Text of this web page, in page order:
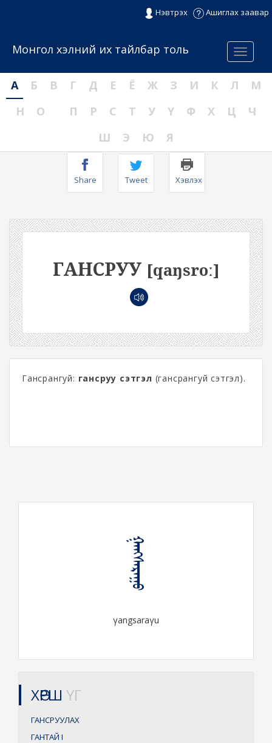
Нэвтрэх Ашиглах заавар
Menu
Монгол хэлний их тайлбар толь
А Б В Г Д Е Ё Ж З И К Л
М
Н
О П Р С Т У Ү Ф Х Ц
Ч
Ш
Э Ю Я
Share Tweet Хэвлэх
ГАНСРУУ [qaŋsroː]
Гансрангуй: гансруу сэтгэл (гансрангуй сэтгэл).
ᠭᠠᠩᠰᠠᠷᠠᠭᠤ
γangsaraγu
ХӨРШ ҮГ
ГАНСРУУЛАХ
ГАНТАЙ I